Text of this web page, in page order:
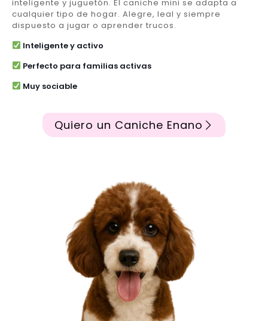
inteligente y juguetón. El caniche mini se adapta a
cualquier tipo de hogar. Alegre, leal y siempre
dispuesto a jugar o aprender trucos.
Inteligente y activo
Perfecto para familias activas
Muy sociable
Quiero un Caniche Enano